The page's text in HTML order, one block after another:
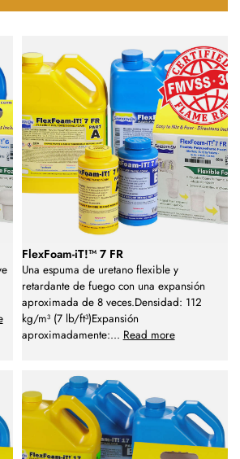
FlexFoam-iT!™ 7 FR
Una espuma de uretano flexible y
retardante de fuego con una expansión
aproximada de 8 veces.Densidad: 112
kg/m³ (7 lb/ft³)Expansión
aproximadamente:... Read more